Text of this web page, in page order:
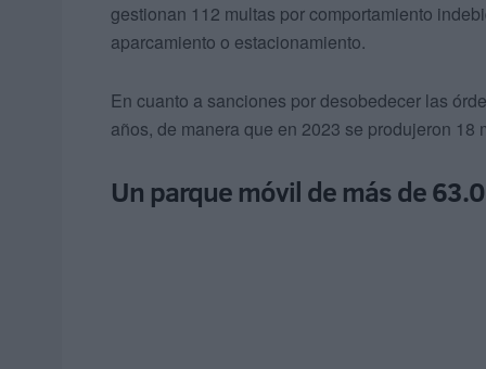
gestionan 112 multas por comportamiento
aparcamiento o estacionamiento.
En cuanto a sanciones por desobedecer las
años, de manera que en 2023 se produjeron 18
Un parque móvil de más de